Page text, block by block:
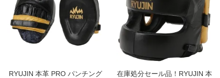
RYUJIN 本革 PRO パンチング
在庫処分セール品！RYUJIN 本